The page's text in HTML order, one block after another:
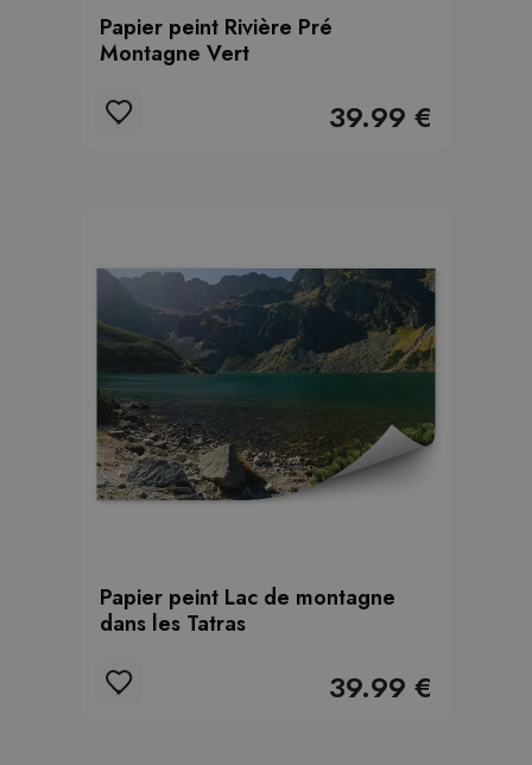
Papier peint Rivière Pré
Montagne Vert
39.99 €
Papier peint Lac de montagne
dans les Tatras
39.99 €